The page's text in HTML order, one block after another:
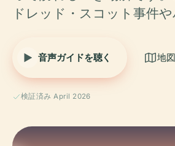
ドレッド・スコット事件
音声ガイドを聴く 地
検証済み April 2026